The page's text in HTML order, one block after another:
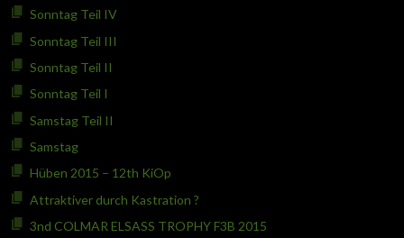
Sonntag Teil IV
Sonntag Teil III
Sonntag Teil II
Sonntag Teil I
Samstag Teil II
Samstag
Hüben 2015 – 12th KiOp
Attraktiver durch Kastration ?
3nd COLMAR ELSASS TROPHY F3B 2015